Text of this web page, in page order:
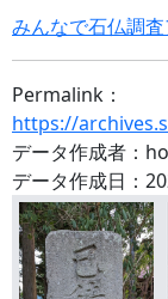
みんなで石仏調
Permalink：
https://
データ作成者：
データ作成日：